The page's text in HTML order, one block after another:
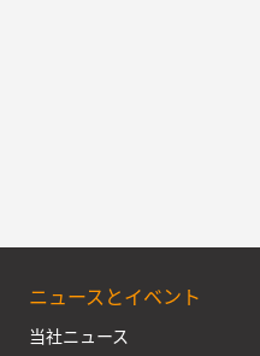
ニュースとイベント
当社ニュース